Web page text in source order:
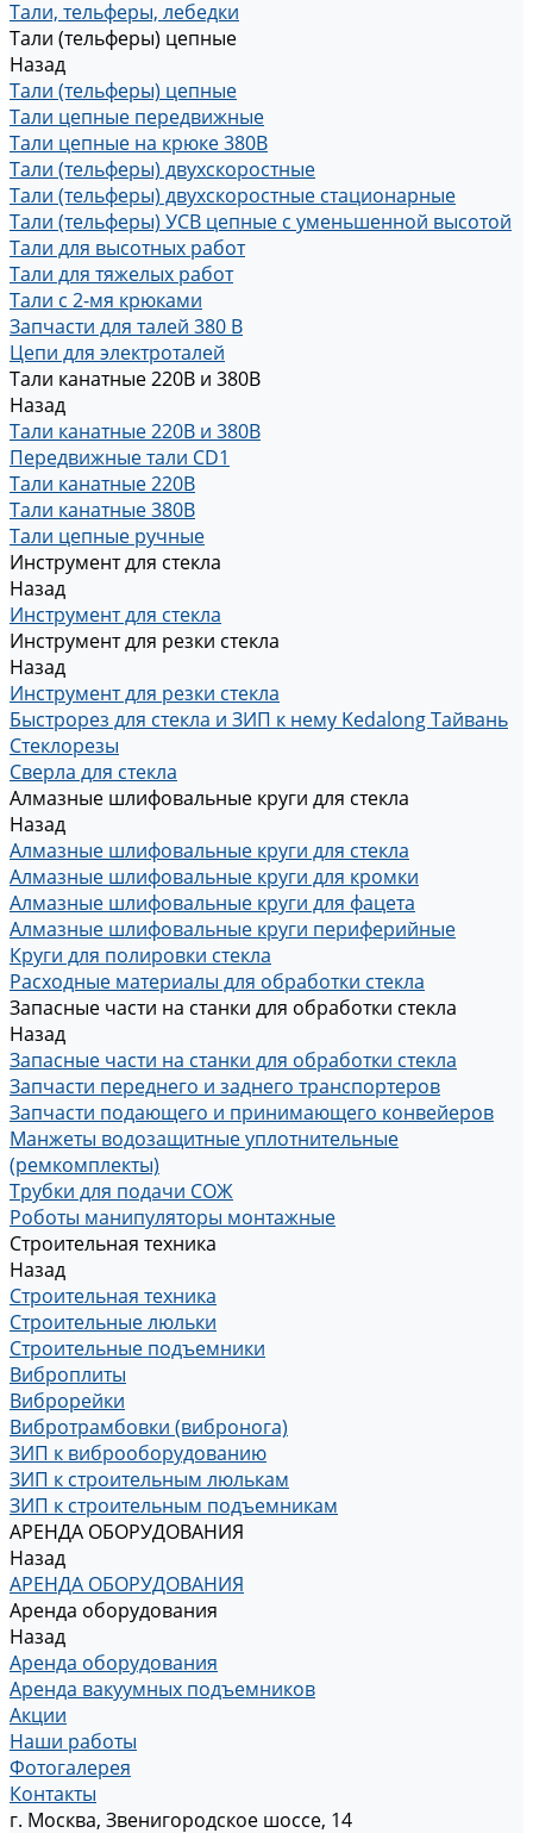
Тали, тельферы, лебедки
Тали (тельферы) цепные
Назад
Тали (тельферы) цепные
Тали цепные передвижные
Тали цепные на крюке 380В
Тали (тельферы) двухскоростные
Тали (тельферы) двухскоростные стационарные
Тали (тельферы) УСВ цепные с уменьшенной высотой
Тали для высотных работ
Тали для тяжелых работ
Тали с 2-мя крюками
Запчасти для талей 380 В
Цепи для электроталей
Тали канатные 220В и 380В
Назад
Тали канатные 220В и 380В
Передвижные тали CD1
Тали канатные 220В
Тали канатные 380В
Тали цепные ручные
Инструмент для стекла
Назад
Инструмент для стекла
Инструмент для резки стекла
Назад
Инструмент для резки стекла
Быстрорез для стекла и ЗИП к нему Kedalong Тайвань
Стеклорезы
Сверла для стекла
Алмазные шлифовальные круги для стекла
Назад
Алмазные шлифовальные круги для стекла
Алмазные шлифовальные круги для кромки
Алмазные шлифовальные круги для фацета
Алмазные шлифовальные круги периферийные
Круги для полировки стекла
Расходные материалы для обработки стекла
Запасные части на станки для обработки стекла
Назад
Запасные части на станки для обработки стекла
Запчасти переднего и заднего транспортеров
Запчасти подающего и принимающего конвейеров
Манжеты водозащитные уплотнительные
(ремкомплекты)
Трубки для подачи СОЖ
Роботы манипуляторы монтажные
Строительная техника
Назад
Строительная техника
Строительные люльки
Строительные подъемники
Виброплиты
Виброрейки
Вибротрамбовки (вибронога)
ЗИП к виброоборудованию
ЗИП к строительным люлькам
ЗИП к строительным подъемникам
АРЕНДА ОБОРУДОВАНИЯ
Назад
АРЕНДА ОБОРУДОВАНИЯ
Аренда оборудования
Назад
Аренда оборудования
Аренда вакуумных подъемников
Акции
Наши работы
Фотогалерея
Контакты
г. Москва, Звенигородское шоссе, 14